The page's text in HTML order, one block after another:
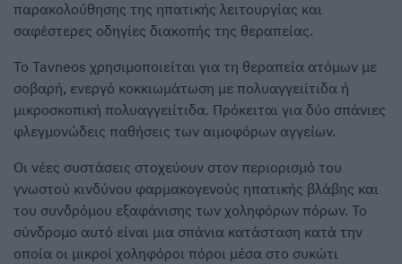
παρακολούθησης της ηπατικής λειτουργίας και
σαφέστερες οδηγίες διακοπής της θεραπείας.
Το Tavneos χρησιμοποιείται για τη θεραπεία ατόμων με
σοβαρή, ενεργό κοκκιωμάτωση με πολυαγγειίτιδα ή
μικροσκοπική πολυαγγειίτιδα. Πρόκειται για δύο σπάνιες
φλεγμονώδεις παθήσεις των αιμοφόρων αγγείων.
Οι νέες συστάσεις στοχεύουν στον περιορισμό του
γνωστού κινδύνου φαρμακογενούς ηπατικής βλάβης και
του συνδρόμου εξαφάνισης των χοληφόρων πόρων. Το
σύνδρομο αυτό είναι μια σπάνια κατάσταση κατά την
οποία οι μικροί χοληφόροι πόροι μέσα στο συκώτι